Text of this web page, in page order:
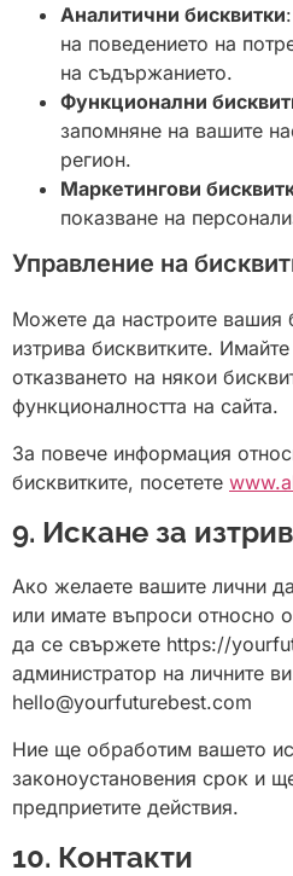
Аналитични бисквитки
на поведението на
на съдържанието.
Функционални
запомняне на вашите
регион.
Маркетингови
показване на
Управление на
Можете да настроите вашия
изтрива бисквитките.
отказването на някои
функционалността на сайта.
За повече информация
бисквитките, посетете
9. Искане за
Ако желаете вашите лични
или имате въпроси относно
да се свържете https://
администратор на личните
hello@yourfuturebest.com
Ние ще обработим вашето
законоустановения срок и
предприетите действия.
10. Контакти